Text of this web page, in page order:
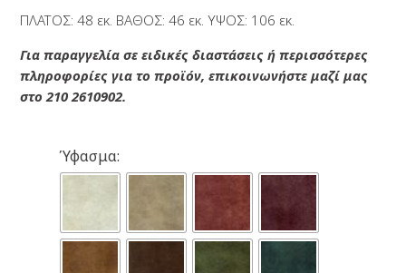
ΠΛΑΤΟΣ: 48 εκ. ΒΑΘΟΣ: 46 εκ. ΥΨΟΣ: 106 εκ.
Για παραγγελία σε ειδικές διαστάσεις ή περισσότερες
πληροφορίες για το προϊόν, επικοινωνήστε μαζί μας
στο 210 2610902.
Ύφασμα: